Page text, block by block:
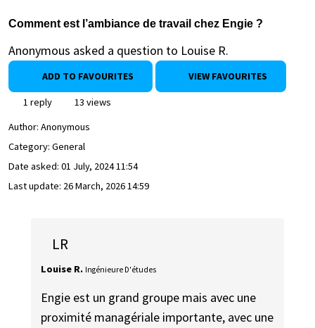
Comment est l’ambiance de travail chez Engie ?
Anonymous asked a question to Louise R.
ADD TO FAVOURITES VIEW FAVOURITES
1 reply
13 views
Author: Anonymous
Category: General
Date asked: 01 July, 2024 11:54
Last update: 26 March, 2026 14:59
LR
Louise R. Ingénieure D'études
Engie est un grand groupe mais avec une
proximité managériale importante, avec une